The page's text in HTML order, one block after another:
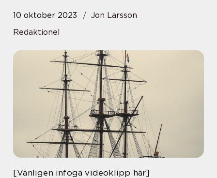
10 oktober 2023
Jon Larsson
Redaktionel
[Vänligen infoga videoklipp här]